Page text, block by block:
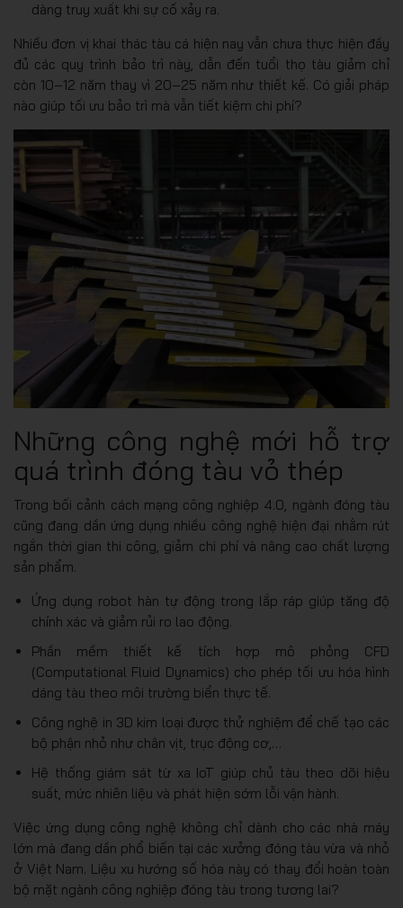
dàng truy xuất khi sự cố xảy ra.
Nhiều đơn vị khai thác tàu cá hiện nay vẫn chưa thực hiện đầy
đủ các quy trình bảo trì này, dẫn đến tuổi thọ tàu giảm chỉ
còn 10–12 năm thay vì 20–25 năm như thiết kế. Có giải pháp
nào giúp tối ưu bảo trì mà vẫn tiết kiệm chi phí?
Những công nghệ mới hỗ trợ
quá trình đóng tàu vỏ thép
Trong bối cảnh cách mạng công nghiệp 4.0, ngành đóng tàu
cũng đang dần ứng dụng nhiều công nghệ hiện đại nhằm rút
ngắn thời gian thi công, giảm chi phí và nâng cao chất lượng
sản phẩm.
Ứng dụng robot hàn tự động trong lắp ráp giúp tăng độ
chính xác và giảm rủi ro lao động.
Phần mềm thiết kế tích hợp mô phỏng CFD
(Computational Fluid Dynamics) cho phép tối ưu hóa hình
dáng tàu theo môi trường biển thực tế.
Công nghệ in 3D kim loại được thử nghiệm để chế tạo các
bộ phận nhỏ như chân vịt, trục động cơ,…
Hệ thống giám sát từ xa IoT giúp chủ tàu theo dõi hiệu
suất, mức nhiên liệu và phát hiện sớm lỗi vận hành.
Việc ứng dụng công nghệ không chỉ dành cho các nhà máy
lớn mà đang dần phổ biến tại các xưởng đóng tàu vừa và nhỏ
ở Việt Nam. Liệu xu hướng số hóa này có thay đổi hoàn toàn
bộ mặt ngành công nghiệp đóng tàu trong tương lai?